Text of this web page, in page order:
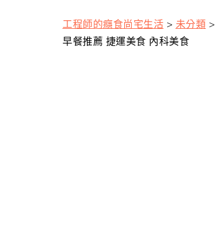
工程師的癮食尚宅生活 > 未分類 >
早餐推薦 捷運美食 內科美食